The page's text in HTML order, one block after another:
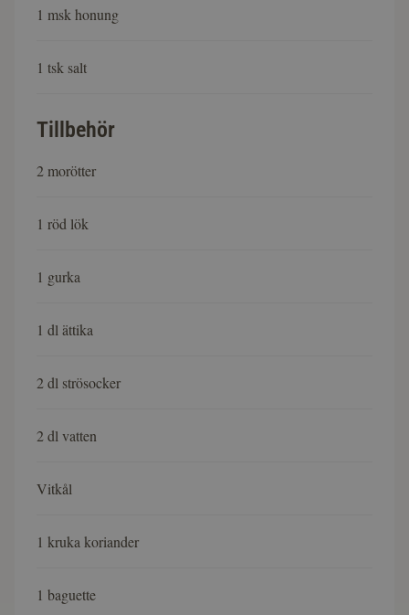
1 msk honung
1 tsk salt
Tillbehör
2 morötter
1 röd lök
1 gurka
1 dl ättika
2 dl strösocker
2 dl vatten
Vitkål
1 kruka koriander
1 baguette